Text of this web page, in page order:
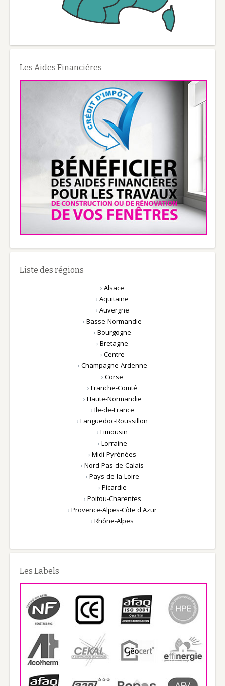
Les Aides Financières
Liste des régions
›Alsace
›Aquitaine
› Auvergne
›Basse-Normandie
› Bourgogne
›Bretagne
› Centre
› Champagne-Ardenne
›Corse
›Franche-Comté
› Haute-Normandie
› Ile-de-France
›Languedoc-Roussillon
›Limousin
› Lorraine
›Midi-Pyrénées
›Nord-Pas-de-Calais
› Pays-de-la-Loire
› Picardie
› Poitou-Charentes
›Provence-Alpes-Côte d'Azur
›Rhône-Alpes
Les Labels